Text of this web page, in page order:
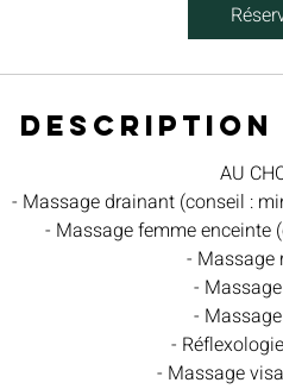
Description
AU
- Massage drainant (conseil :
- Massage femme enceinte
- Massage
-
-
-
- Massage